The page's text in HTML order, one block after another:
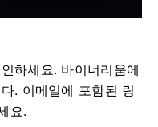
하세요. 바이너리움에
. 이메일에 포함된 링
요.